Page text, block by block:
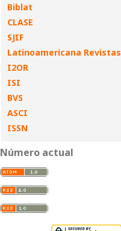
Biblat
CLASE
SJIF
Latinoamericana Revistas
I2OR
ISI
BVS
ASCI
ISSN
Número actual